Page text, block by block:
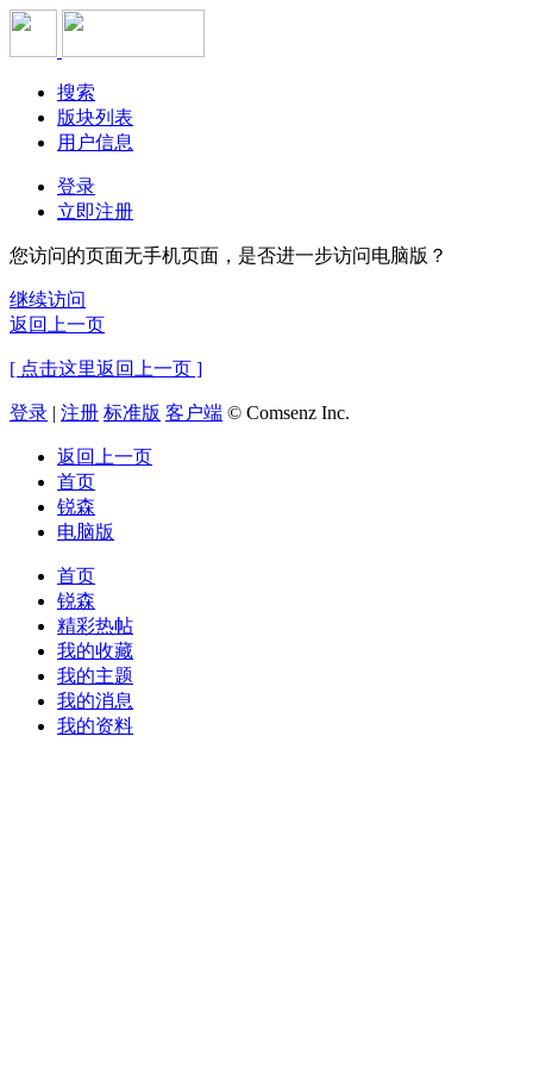
搜索
版块列表
用户信息
登录
立即注册
您访问的页面无手机页面，是否进一步访问电脑版？
继续访问
返回上一页
[ 点击这里返回上一页 ]
登录 | 注册 标准版 客户端 © Comsenz Inc.
返回上一页
首页
锐森
电脑版
首页
锐森
精彩热帖
我的收藏
我的主题
我的消息
我的资料